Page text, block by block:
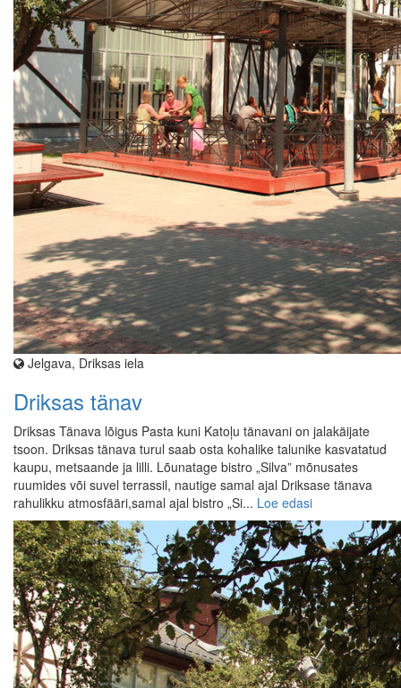
Jelgava, Driksas iela
Driksas tänav
Driksas Tänava lõigus Pasta kuni Katoļu tänavani on jalakäijate
tsoon. Driksas tänava turul saab osta kohalike talunike kasvatatud
kaupu, metsaande ja lilli. Lõunatage bistro „Silva” mõnusates
ruumides või suvel terrassil, nautige samal ajal Driksase tänava
rahulikku atmosfääri,samal ajal bistro „Si... Loe edasi